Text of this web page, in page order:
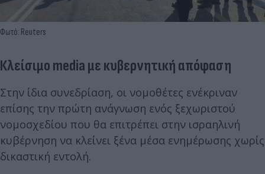
Φωτό: Reuters
Κλείσιμο media με κυβερνητική απόφαση
Στην ίδια συνεδρίαση, οι νομοθέτες ενέκριναν
επίσης την πρώτη ανάγνωση ενός ξεχωριστού
νομοσχεδίου που θα επιτρέπει στην ισραηλινή
κυβέρνηση να κλείνει ξένα μέσα ενημέρωσης χωρίς
δικαστική εντολή.